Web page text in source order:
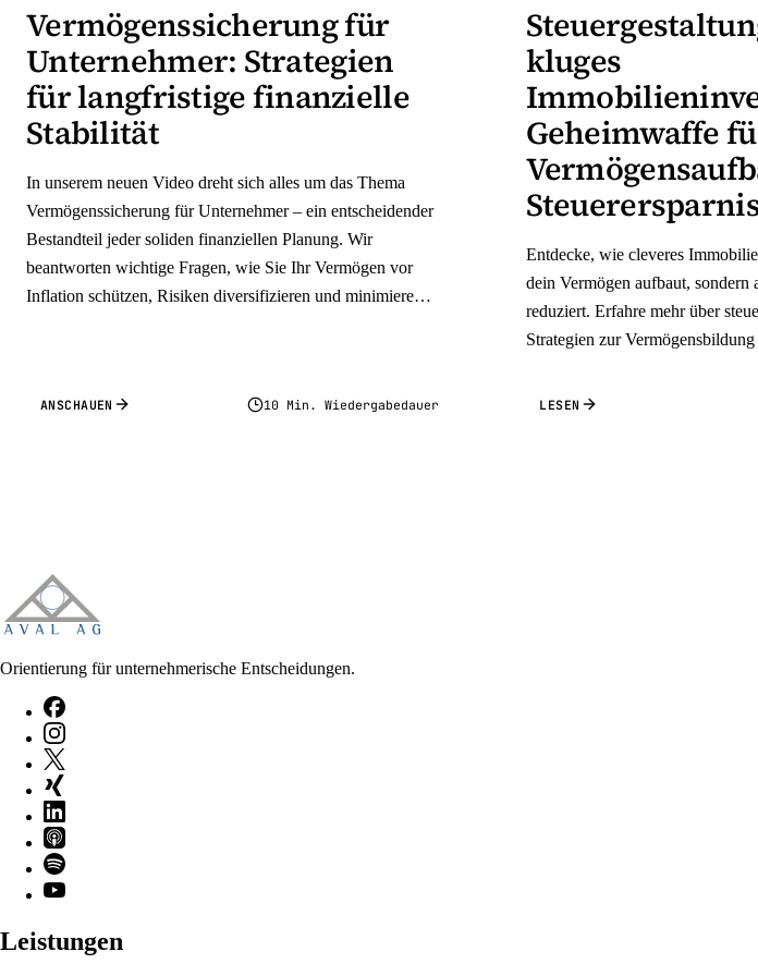
Vermögenssicherung für
Unternehmer: Strategien
für langfristige finanzielle
Stabilität
In unserem neuen Video dreht sich alles um das Thema
Vermögenssicherung für Unternehmer – ein entscheidender
Bestandteil jeder soliden finanziellen Planung. Wir
beantworten wichtige Fragen, wie Sie Ihr Vermögen vor
Inflation schützen, Risiken diversifizieren und minimieren,
Vermögen gegen unvorhersehbare Ereignisse wie rechtliche
ANSCHAUEN 10 Min. Wiedergabedauer
kluges
Geheimwaffe
Entdecke, wie cleveres
dein Vermögen aufbaut, sondern
reduziert. Erfahre mehr über
Strategien zur
LESEN
Orientierung für unternehmerische Entscheidungen.
Leistungen